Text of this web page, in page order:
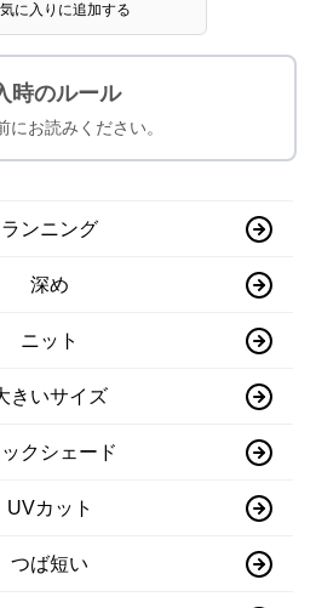
に入りに追加する
時のルール
にお読みください。
ランニング
深め
ニット
きいサイズ
クシェード
UVカット
つば短い